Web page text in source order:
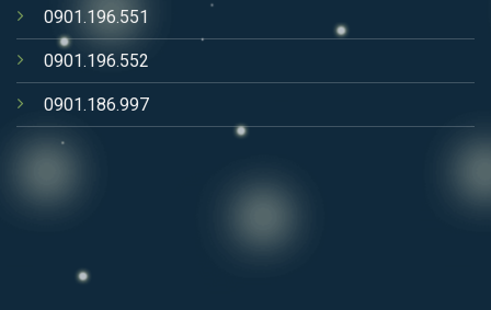
0901.196.551
0901.196.552
0901.186.997